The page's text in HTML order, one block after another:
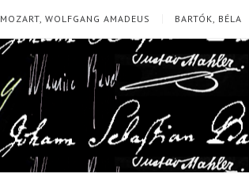
MOZART, WOLFGANG AMADEUS BARTÓK, BÉLA